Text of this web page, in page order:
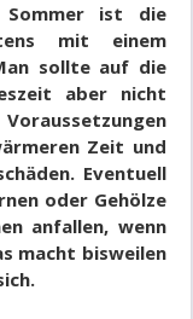
Sommer ist die
mit einem
sollte auf die
aber nicht
Zeit und
Eventuell
oder Gehölze
anfallen, wenn
macht bisweilen